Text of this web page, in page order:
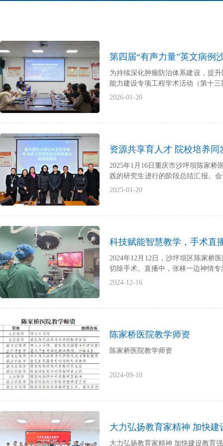
第四届“有声力量”英文病例
为持续深化肿瘤防治体系建设，提
能力建设专项工程学术活动（第十
2026-01-20
资源共享育人才 院校培养同
2025年1月16日重庆市沙坪坝陈家
践的研究生进行的阶段总结汇报。
带教科室负责人参加。​
2025-01-20
科技赋能智慧教学，手术直
2024年12月12日，沙坪坝区陈家桥
切除手术。直播中，张林一边神情
2024-12-16
陈家桥医院教学师资
陈家桥医院教学师资
2024-09-10
大力弘扬教育家精神 加快
大力弘扬教育家精神 加快建设教育